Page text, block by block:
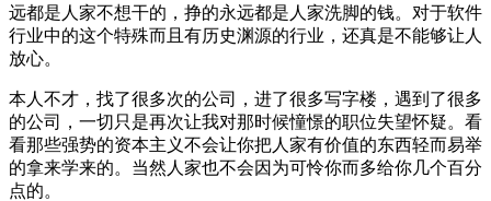
远都是人家不想干的，挣的永远都是人家洗脚的钱。对于软件
行业中的这个特殊而且有历史渊源的行业，还真是不能够让人
放心。
本人不才，找了很多次的公司，进了很多写字楼，遇到了很多
的公司，一切只是再次让我对那时候憧憬的职位失望怀疑。看
看那些强势的资本主义不会让你把人家有价值的东西轻而易举
的拿来学来的。当然人家也不会因为可怜你而多给你几个百分
点的。